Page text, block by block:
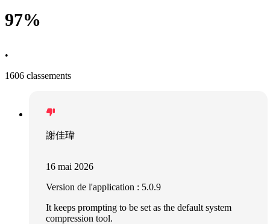
97%
•
1606 classements
謝佳瑋
16 mai 2026
Version de l'application : 5.0.9
It keeps prompting to be set as the default system
compression tool.